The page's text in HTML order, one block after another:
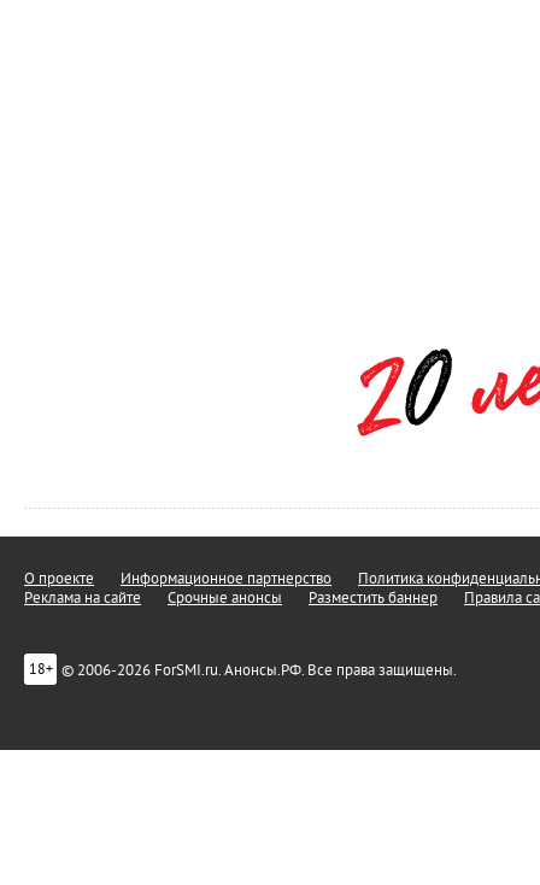
О проекте Информационное партнерство
Политика
Реклама на сайте
Срочные анонсы Разместить баннер Правила
18+ © 2006-2026 ForSMI.ru. Анонсы.РФ. Все права защищены.